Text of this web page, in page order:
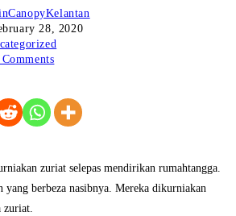
28, 2020
zuriat selepas mendirikan rumahtangga.
yang berbeza nasibnya. Mereka dikurniakan
zuriat.